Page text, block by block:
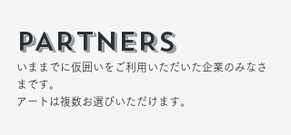
PARTNERS
いままでに仮囲いをご利用いただいた企業のみなさ
まです。
​アートは複数お選びいただけます。